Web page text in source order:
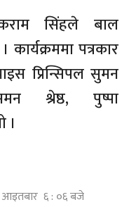
सिंहले बाल
कार्यक्रममा पत्रकार
प्रिन्सिपल सुमन
श्रेष्ठ, पुष्पा
।
आइतबार ६ : ०६ बजे